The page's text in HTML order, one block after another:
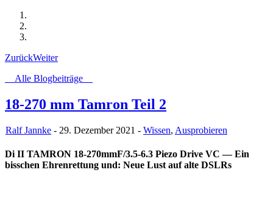
ZurückWeiter
Alle Blogbeiträge
18-270 mm Tamron Teil 2
Ralf Jannke - 29. Dezember 2021 - Wissen, Ausprobieren
Di II TAMRON 18-270mmF/3.5-6.3 Piezo Drive VC — Ein
bisschen Ehrenrettung und: Neue Lust auf alte DSLRs